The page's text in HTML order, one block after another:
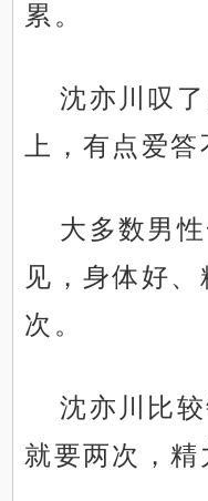
累。
沈亦川叹
上，有点爱
大多数男
见，身体好
次。
沈亦川比
就要两次，精